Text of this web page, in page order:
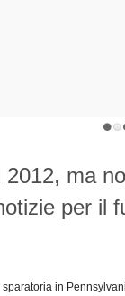
ma
per il
in